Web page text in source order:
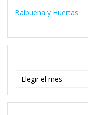
Balbuena y Huertas